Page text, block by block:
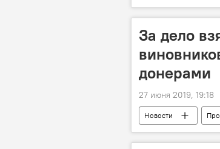
За дело
донерами
27 июня 2019, 19:18
Новости